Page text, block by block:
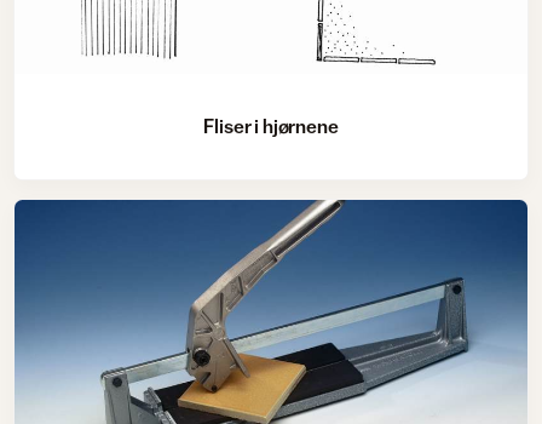
Fliser i hjørnene